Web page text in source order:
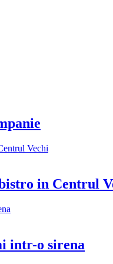
in Centrul
intr-o sirena